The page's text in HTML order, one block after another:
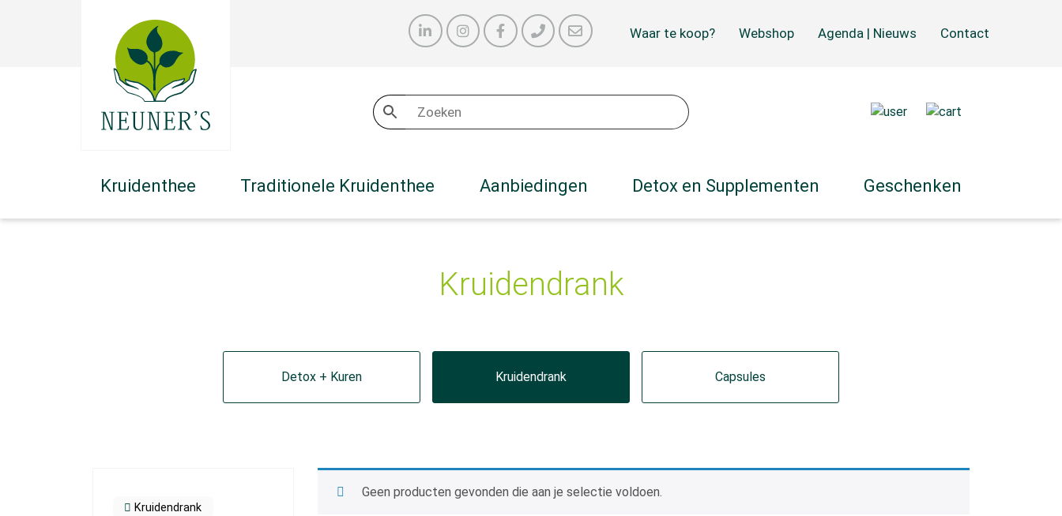
Waar te koop? Webshop Agenda | Nieuws Contact
Kruidenthee Traditionele Kruidenthee Aanbiedingen Detox en Supplementen Geschenken
Kruidendrank
Detox + Kuren Kruidendrank Capsules
Kruidendrank
Geen producten gevonden die aan je selectie voldoen.